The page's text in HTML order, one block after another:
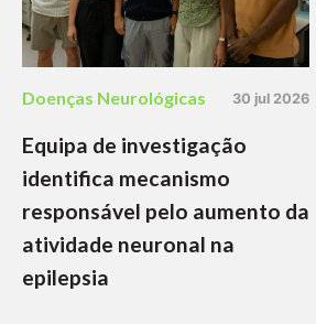
Doenças Neurológicas 30 jul 2026
Equipa de investigação
identifica mecanismo
responsável pelo aumento da
atividade neuronal na
epilepsia